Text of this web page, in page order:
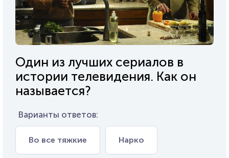
Один из лучших сериалов в
истории телевидения. Как он
называется?
Варианты ответов:
Во все тяжкие Нарко